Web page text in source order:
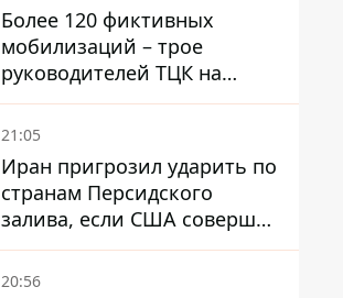
Более 120 фиктивных
мобилизаций – трое
руководителей ТЦК на
Волыни и Буковине
получили подозрения за
21:05
Иран пригрозил ударить по
странам Персидского
залива, если США совершат
хотя бы одну атаку - Reuters
20:56